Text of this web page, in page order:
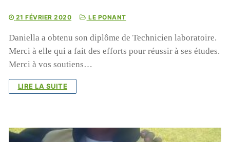
21 FÉVRIER 2020 LE PONANT
Daniella a obtenu son diplôme de Technicien laboratoire.
Merci à elle qui a fait des efforts pour réussir à ses études.
Merci à vos soutiens…
LIRE LA SUITE